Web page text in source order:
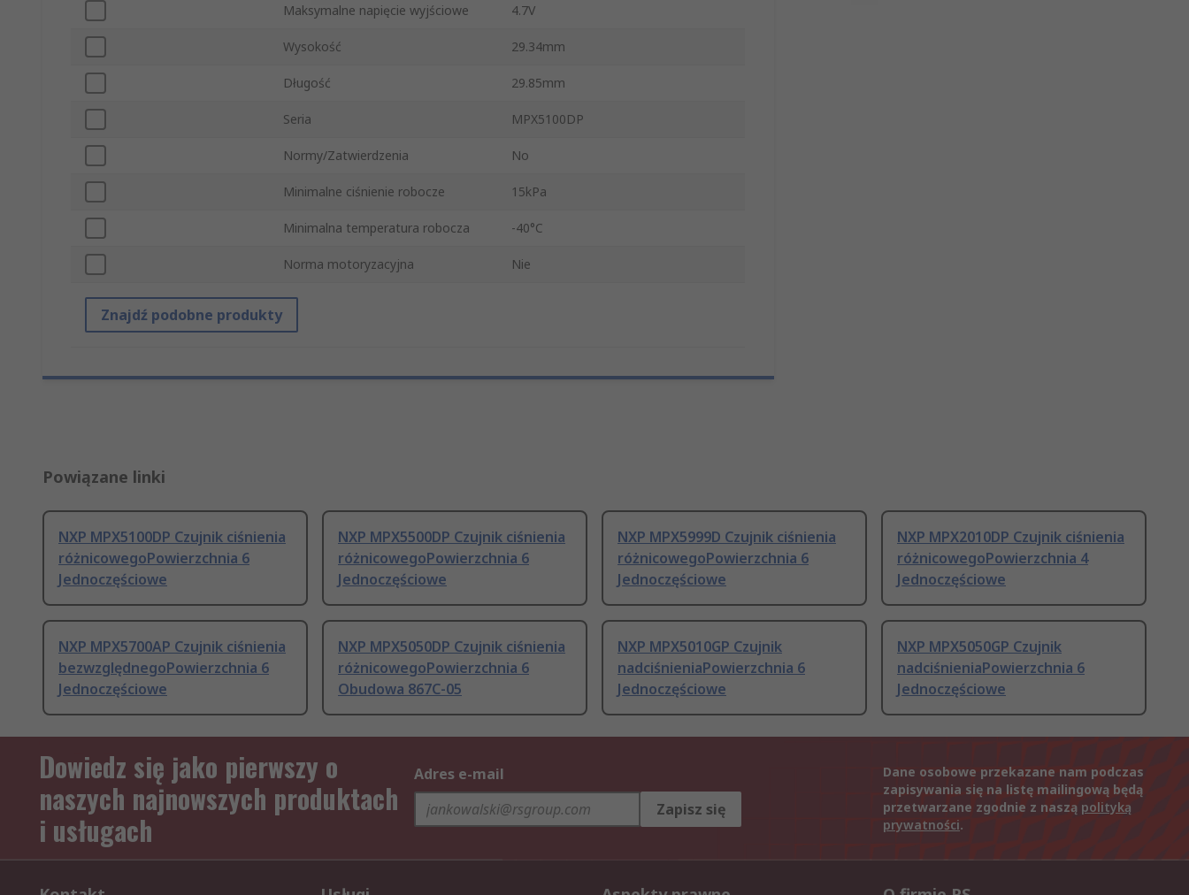
Maksymalne napięcie wyjściowe 4.7V
Wysokość 29.34mm
Długość 29.85mm
Seria MPX5100DP
Normy/Zatwierdzenia No
Minimalne ciśnienie robocze 15kPa
Minimalna temperatura robocza -40°C
Norma motoryzacyjna Nie
Znajdź podobne produkty
Powiązane linki
NXP MPX5100DP Czujnik ciśnienia
różnicowegoPowierzchnia 6
Jednoczęściowe
NXP MPX5500DP Czujnik ciśnienia
różnicowegoPowierzchnia 6
Jednoczęściowe
NXP MPX5999D Czujnik ciśnienia
różnicowegoPowierzchnia 6
Jednoczęściowe
NXP MPX2010DP Czujnik ciśnienia
różnicowegoPowierzchnia 4
Jednoczęściowe
NXP MPX5700AP Czujnik ciśnienia
bezwzględnegoPowierzchnia 6
Jednoczęściowe
NXP MPX5050DP Czujnik ciśnienia
różnicowegoPowierzchnia 6
Obudowa 867C-05
NXP MPX5010GP Czujnik
nadciśnieniaPowierzchnia 6
Jednoczęściowe
NXP MPX5050GP Czujnik
nadciśnieniaPowierzchnia 6
Jednoczęściowe
Dowiedz się jako pierwszy o
naszych najnowszych produktach
i usługach
Adres e-mail
Zapisz się
Dane osobowe przekazane nam podczas
zapisywania się na listę mailingową będą
przetwarzane zgodnie z naszą polityką
prywatności.